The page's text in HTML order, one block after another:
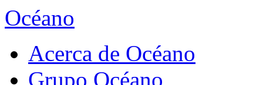
Océano
Acerca de Océano
Grupo Océano